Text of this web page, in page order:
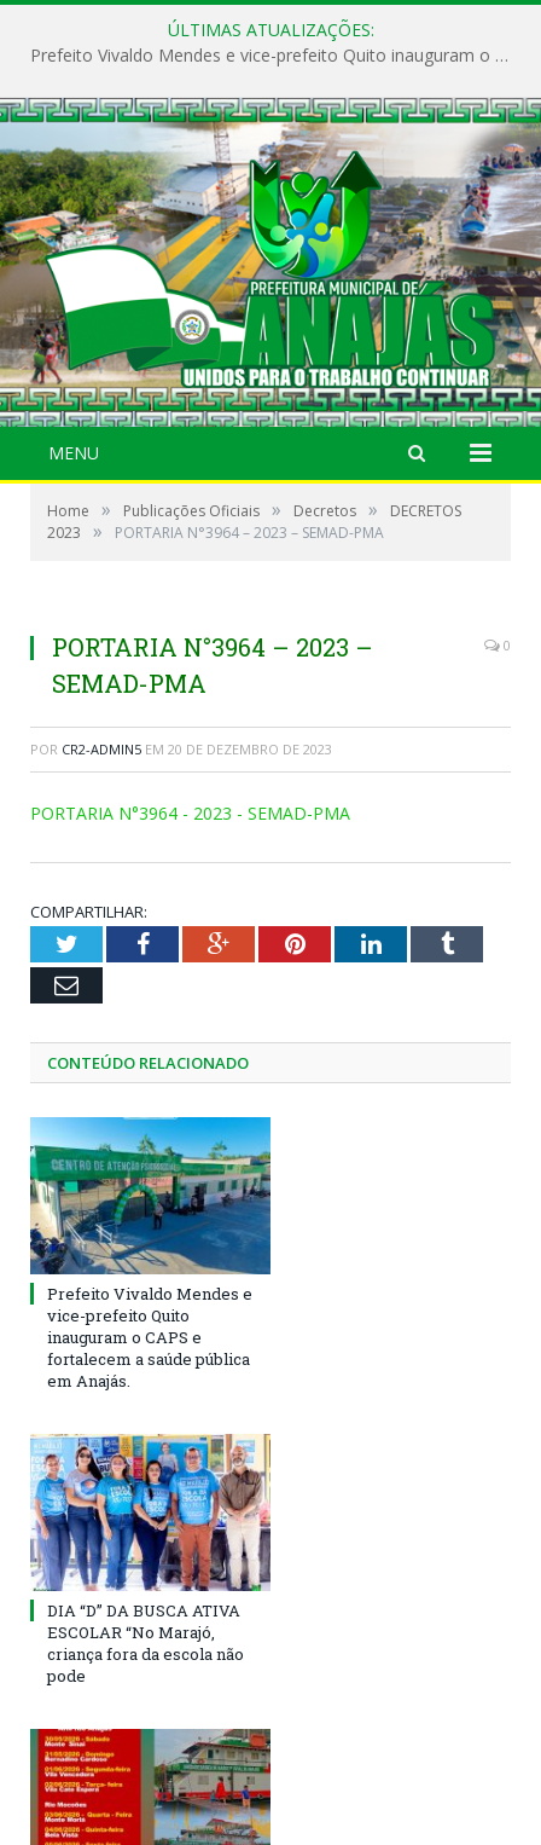
ÚLTIMAS ATUALIZAÇÕES:
Prefeito Vivaldo Mendes e vice-prefeito Quito inauguram o CAPS e fortalecem a saúde pública em Anajás.
MENU
Home » Publicações Oficiais » Decretos »
DECRETOS
2023
» PORTARIA N°3964 – 2023 – SEMAD-PMA
PORTARIA N°3964 – 2023 –
SEMAD-PMA
0
POR CR2-ADMIN5 EM 20 DE DEZEMBRO DE 2023
PORTARIA N°3964 - 2023 - SEMAD-PMA
COMPARTILHAR:
TwitterFacebookGoogle+PinterestLinkedInTumblr
Email
CONTEÚDO RELACIONADO
Prefeito Vivaldo Mendes e
vice-prefeito Quito
inauguram o CAPS e
fortalecem a saúde pública
em Anajás.
DIA “D” DA BUSCA ATIVA
ESCOLAR “No Marajó,
criança fora da escola não
pode